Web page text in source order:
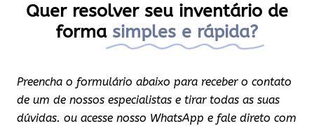
Quer resolver seu inventário de
forma simples e rápida?
Preencha o formulário abaixo para receber o contato
de um de nossos especialistas e tirar todas as suas
dúvidas. ou acesse nosso WhatsApp e fale direto com